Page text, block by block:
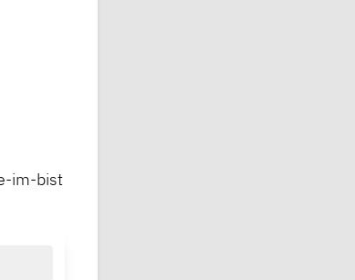
im-bist